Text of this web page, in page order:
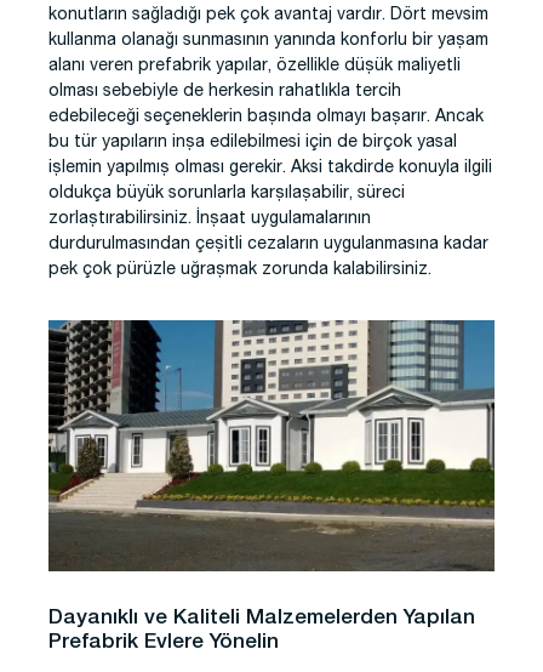
konutların sağladığı pek çok avantaj vardır. Dört mevsim
kullanma olanağı sunmasının yanında konforlu bir yaşam
alanı veren prefabrik yapılar, özellikle düşük maliyetli
olması sebebiyle de herkesin rahatlıkla tercih
edebileceği seçeneklerin başında olmayı başarır. Ancak
bu tür yapıların inşa edilebilmesi için de birçok yasal
işlemin yapılmış olması gerekir. Aksi takdirde konuyla ilgili
oldukça büyük sorunlarla karşılaşabilir, süreci
zorlaştırabilirsiniz. İnşaat uygulamalarının
durdurulmasından çeşitli cezaların uygulanmasına kadar
pek çok pürüzle uğraşmak zorunda kalabilirsiniz.
Dayanıklı ve Kaliteli Malzemelerden Yapılan
Prefabrik Evlere Yönelin